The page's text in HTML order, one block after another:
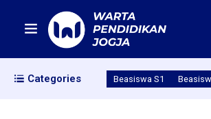
Categories Beasiswa S1